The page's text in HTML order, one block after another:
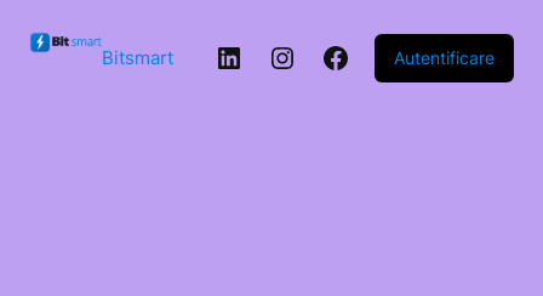
conținut
Bitsmart LinkedInInstagram
Facebook
Autentificare